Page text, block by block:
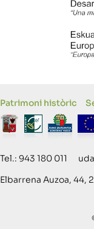
Patrimoni històric
Tel.: 943 180 011
Elbarrena Auzoa, 44,